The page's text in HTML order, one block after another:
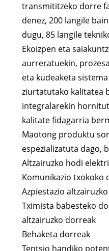
transmititzeko dorre
denez, 200 langile
dugu, 85 langile
Ekoizpen eta
aurreratuekin,
eta kudeaketa
ziurtatutako kalitatea
integralarekin
kalitate fidagarria
Maotong produktu
espezializatuta dago,
Altzairuzko hodi
Komunikazio txokoko
Azpiestazio
Tximista babesteko
altzairuzko dorreak
Behaketa dorreak
Tentsio handiko